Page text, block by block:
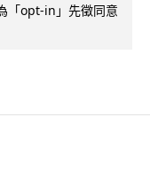
「opt-in」先徵同意